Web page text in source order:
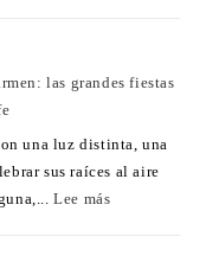
las grandes fiestas
una luz distinta, una
sus raíces al aire
Lee más